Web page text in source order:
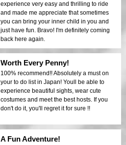
experience very easy and thrilling to ride
and made me appreciate that sometimes
you can bring your inner child in you and
just have fun. Bravo! I'm definitely coming
back here again.
Worth Every Penny!
100% recommend!! Absolutely a must on
your to do list in Japan! Youll be able to
experience beautiful sights, wear cute
costumes and meet the best hosts. If you
don't do it, you'll regret it for sure !!
A Fun Adventure!